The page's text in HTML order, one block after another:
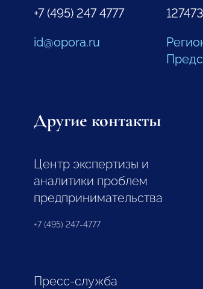
+7 (495) 247 4777
id@opora.ru
Другие контакты
Центр экспертизы и
аналитики проблем
предпринимательства
+7 (495) 247-4777
Пресс-служба